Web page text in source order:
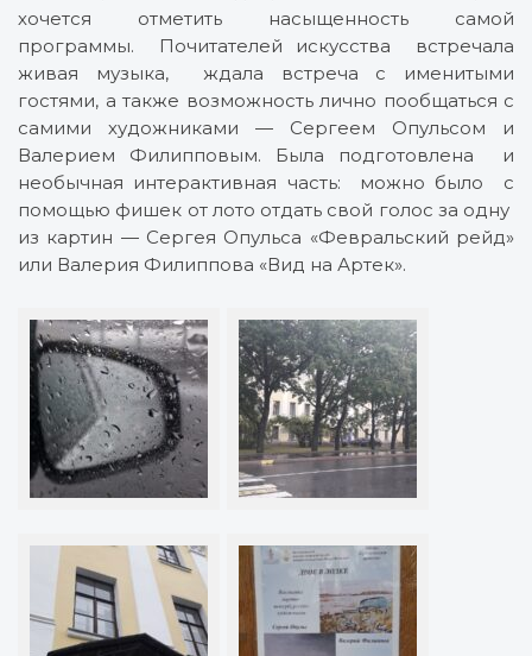
хочется отметить насыщенность самой
программы. Почитателей искусства встречала
живая музыка, ждала встреча с именитыми
гостями, а также возможность лично пообщаться с
самими художниками — Сергеем Опульсом и
Валерием Филипповым. Была подготовлена и
необычная интерактивная часть: можно было с
помощью фишек от лото отдать свой голос за одну
из картин — Сергея Опульса «Февральский рейд»
или Валерия Филиппова «Вид на Артек».